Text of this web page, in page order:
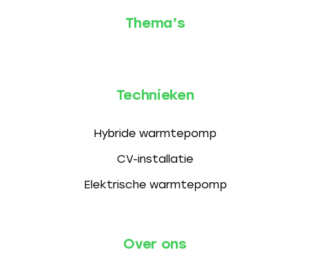
Thema’s
Technieken
Hybride warmtepomp
CV-installatie
Elektrische warmtepomp
Over ons